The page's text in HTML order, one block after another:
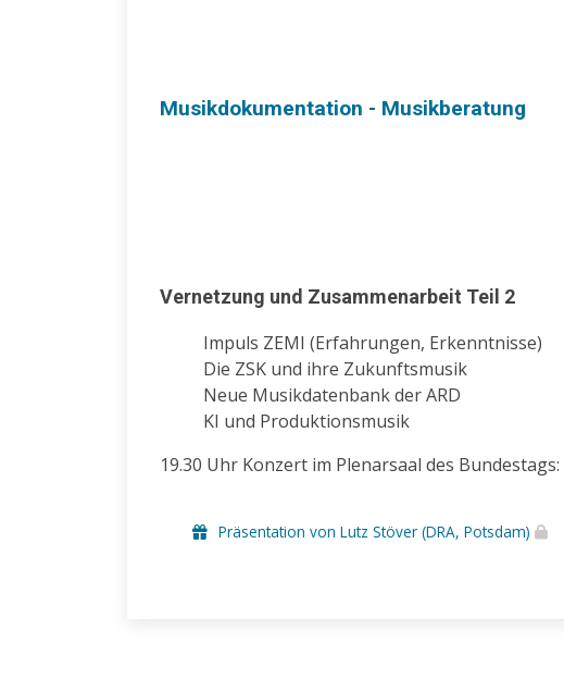
Musikdokumentation - Musikberatung
Vernetzung und Zusammenarbeit Teil 2
Impuls ZEMI (Erfahrungen, Erkenntnisse)
Die ZSK und ihre Zukunftsmusik
Neue Musikdatenbank der ARD
KI und Produktionsmusik
19.30 Uhr Konzert im Plenarsaal des Bundestags:
Präsentation von Lutz Stöver (DRA, Potsdam)